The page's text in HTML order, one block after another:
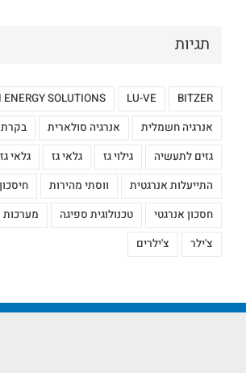
תגיות
BITZER
LU-VE
SOLUTIONS
אנרגיה חשמלית
אנרגיה סולארית
בקרת
גזים לתעשיה
גילוי גז גלאי גז
גלאי
התייעלות אנרגטית
ווסתי מהירות
חסכון אנרגטי
טכנולוגית ספיגה
מערכות
צ'ילר
צ'ילרים